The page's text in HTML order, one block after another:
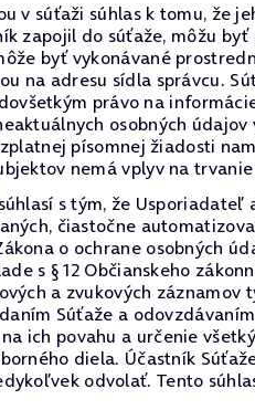
v súťaži súhlas k tomu, že
zapojil do súťaže, môžu
byť vykonávané
na adresu sídla správcu.
právo na
osobných
písomnej žiadosti
nemá vplyv na
s tým, že
čiastočne
o ochrane osobných
s § 12 Občianskeho
a zvukových
Súťaže a
ich povahu a určenie
diela. Účastník
odvolať. Tento